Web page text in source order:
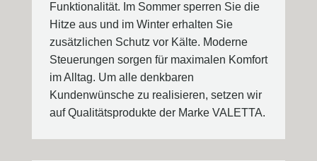
Funktionalität. Im Sommer sperren Sie die
Hitze aus und im Winter erhalten Sie
zusätzlichen Schutz vor Kälte. Moderne
Steuerungen sorgen für maximalen Komfort
im Alltag. Um alle denkbaren
Kundenwünsche zu realisieren, setzen wir
auf Qualitätsprodukte der Marke VALETTA.